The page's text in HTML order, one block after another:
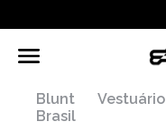
Blunt
Brasil
Vestuário